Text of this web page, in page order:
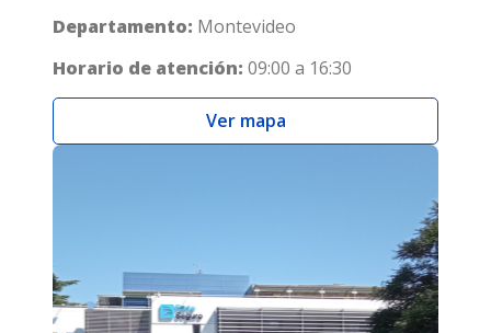
Departamento: Montevideo
Horario de atención: 09:00 a 16:30
Ver mapa